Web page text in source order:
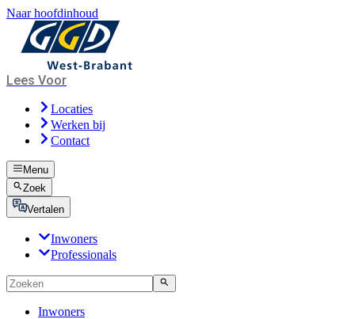
Naar hoofdinhoud
Lees Voor
Locaties
Werken bij
Contact
Menu
Zoek
Vertalen
Inwoners
Professionals
Inwoners